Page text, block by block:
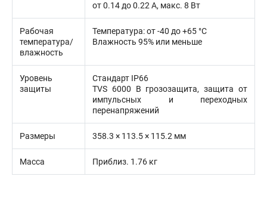
от 0.14 до 0.22 А, макс. 8 Вт
Рабочая
температура/
влажность
Температура: от -40 до +65 °C
Влажность 95% или меньше
Уровень
защиты
Стандарт IP66
TVS 6000 В грозозащита, защита от
импульсных и переходных
перенапряжений
Размеры 358.3 × 113.5 × 115.2 мм
Масса Приблиз. 1.76 кг